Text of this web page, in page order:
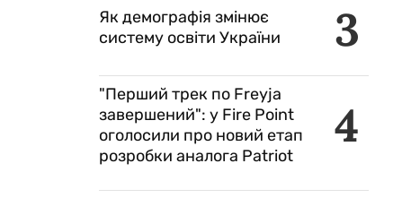
3
Як демографія змінює
систему освіти України
4
"Перший трек по Freyja
завершений": у Fire Point
оголосили про новий етап
розробки аналога Patriot